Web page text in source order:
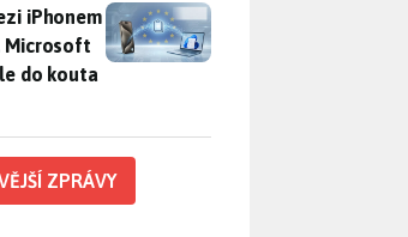
iPhonem a Windows se blíží. Microsoft
iPhonem
Microsoft
do kouta
ZPRÁVY